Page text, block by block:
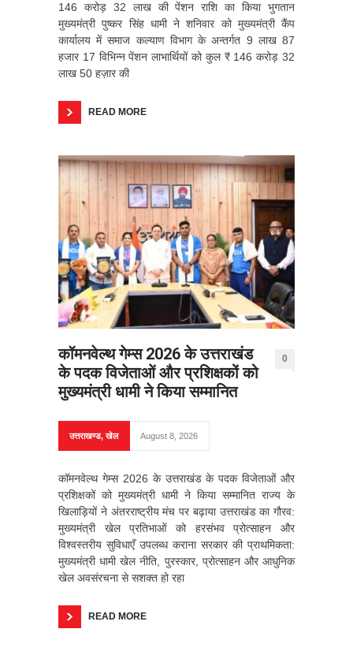
146 करोड़ 32 लाख की पेंशन राशि का किया भुगतान
मुख्यमंत्री पुष्कर सिंह धामी ने शनिवार को मुख्यमंत्री कैंप
कार्यालय में समाज कल्याण विभाग के अन्तर्गत 9 लाख 87
हजार 17 विभिन्न पेंशन लाभार्थियों को कुल ₹ 146 करोड़ 32
लाख 50 हज़ार की
READ MORE
कॉमनवेल्थ गेम्स 2026 के उत्तराखंड
के पदक विजेताओं और प्रशिक्षकों को
मुख्यमंत्री धामी ने किया सम्मानित
0
उत्तराखण्ड,खेल August 8, 2026
कॉमनवेल्थ गेम्स 2026 के उत्तराखंड के पदक विजेताओं और
प्रशिक्षकों को मुख्यमंत्री धामी ने किया सम्मानित राज्य के
खिलाड़ियों ने अंतरराष्ट्रीय मंच पर बढ़ाया उत्तराखंड का गौरव:
मुख्यमंत्री खेल प्रतिभाओं को हरसंभव प्रोत्साहन और
विश्वस्तरीय सुविधाएँ उपलब्ध कराना सरकार की प्राथमिकता:
मुख्यमंत्री धामी खेल नीति, पुरस्कार, प्रोत्साहन और आधुनिक
खेल अवसंरचना से सशक्त हो रहा
READ MORE